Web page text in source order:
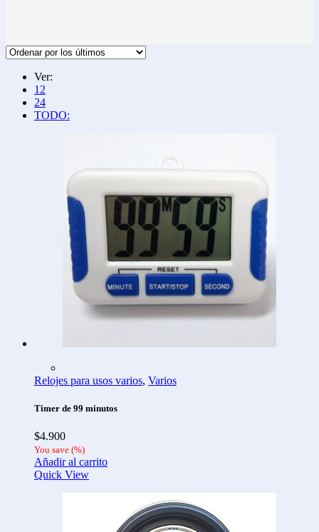
Ver:
12
24
TODO:
Relojes para usos varios, Varios
Timer de 99 minutos
$4.900
You save (%)
Añadir al carrito
Quick View